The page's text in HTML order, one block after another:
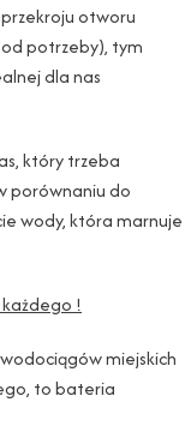
otworu
od potrzeby), tym
dla nas
który trzeba
porównaniu do
wody, która marnuje
!
miejskich
to bateria